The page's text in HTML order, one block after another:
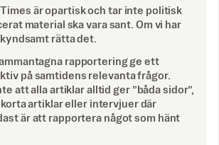
Times är opartisk och tar inte politisk
material ska vara sant. Om vi har
rätta det.
rapportering ge ett
på samtidens relevanta frågor.
att alla artiklar alltid ger ”båda sidor”,
artiklar eller intervjuer där
är att rapportera något som hänt